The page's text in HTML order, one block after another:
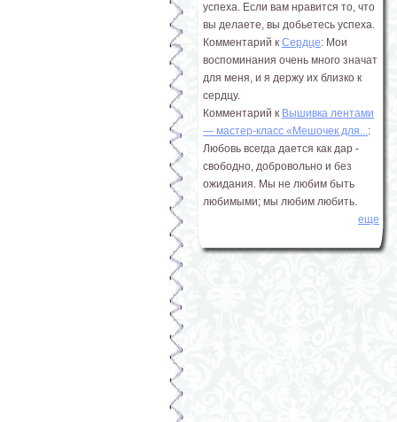
успеха. Если вам нравится то, что
вы делаете, вы добьетесь успеха.
Комментарий к Сердце: Мои
воспоминания очень много значат
для меня, и я держу их близко к
сердцу.
Комментарий к Вышивка лентами
― мастер-класс «Мешочек для...:
Любовь всегда дается как дар -
свободно, добровольно и без
ожидания. Мы не любим быть
любимыми; мы любим любить.
еще